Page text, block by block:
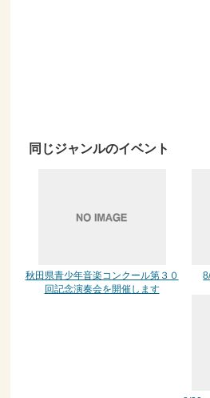
同じジャンルのイベント
秋田県青少年音楽コンクール第３０
回記念演奏会を開催します